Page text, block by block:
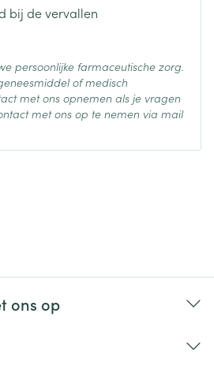
bij de vervallen
persoonlijke farmaceutische zorg.
of medisch
met ons opnemen als je vragen
met ons op te nemen via mail
ons op